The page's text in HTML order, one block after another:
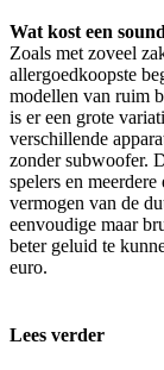
Wat kost een
Zoals met zoveel
allergoedkoopste
modellen van ruim
is er een grote
verschillende
zonder subwoofer.
spelers en
vermogen van de
eenvoudige maar
beter geluid te
euro.
Lees verder